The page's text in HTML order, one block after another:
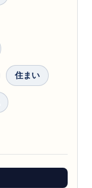
住まい